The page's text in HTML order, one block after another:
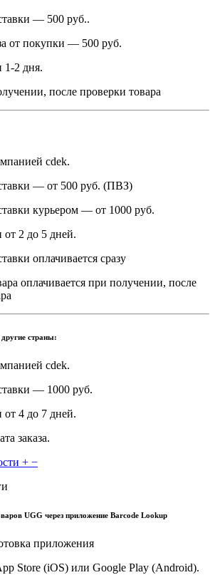
— 500 руб..
от покупки — 500 руб.
1-2 дня.
после проверки товара
cdek.
— от 500 руб. (ПВЗ)
курьером — от 1000 руб.
от 2 до 5 дней.
оплачивается сразу
оплачивается при получении, после
страны:
cdek.
— 1000 руб.
от 4 до 7 дней.
заказа.
+ −
UGG через приложение Barcode Lookup
приложения
Store (iOS) или Google Play (Android).